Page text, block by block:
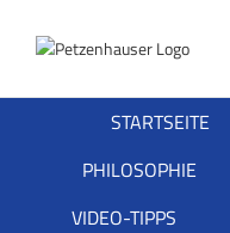
Inhalt
springen
STARTSEITE
PHILOSOPHIE
VIDEO-TIPPS